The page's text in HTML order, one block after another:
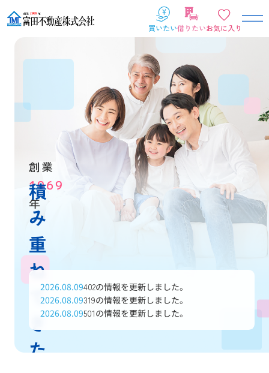
創業
1969
年
積
み
重
ね
て
き
た
2026.08.09402の情報を更新しました。
2026.08.09319の情報を更新しました。
2026.08.09501の情報を更新しました。